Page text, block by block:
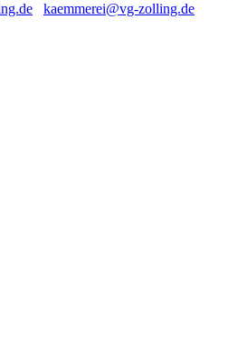
kaemmerei@vg-zolling.de